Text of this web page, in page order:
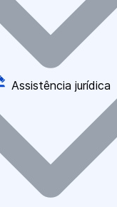
Assistência jurídica